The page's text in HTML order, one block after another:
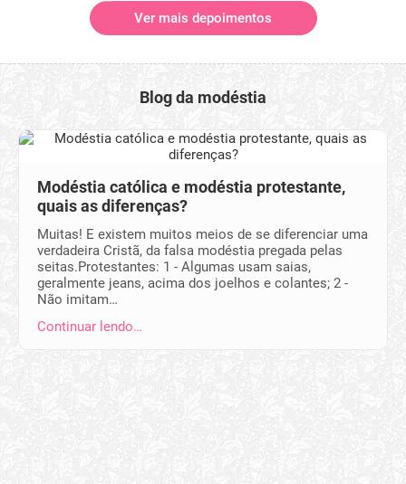
Ver mais depoimentos
Blog da modéstia
Modéstia católica e modéstia protestante,
quais as diferenças?
Muitas! E existem muitos meios de se diferenciar uma
verdadeira Cristã, da falsa modéstia pregada pelas
seitas.Protestantes: 1 - Algumas usam saias,
geralmente jeans, acima dos joelhos e colantes; 2 -
Não imitam…
Continuar lendo…